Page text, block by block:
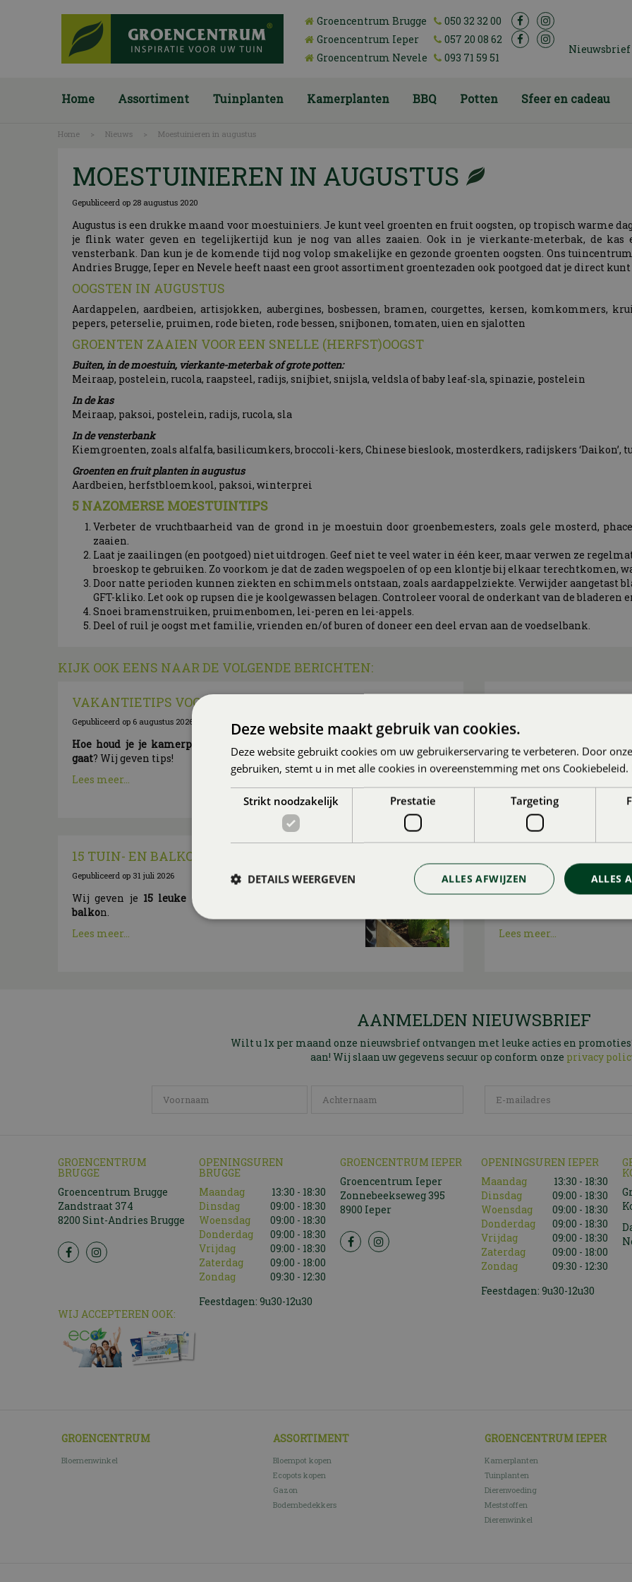
Home > Nieuws > Moestuinieren in augustus
Groencentrum Brugge
050 32 32 00
Groencentrum Ieper
057 20 08 62
Groencentrum Nevele
093 71 59 51
Nieuwsbrief
Home Assortiment Tuinplanten Kamerplanten BBQ Potten Sfeer en cadeau
MOESTUINIEREN IN AUGUSTUS
Gepubliceerd op 28 augustus 2020
Augustus is een drukke maand voor moestuiniers. Je kunt veel groenten en fruit oogsten, op tropisch warme
je flink water geven en tegelijkertijd kun je nog van alles zaaien. Ook in je vierkante-meterbak, de kas
vensterbank. Dan kun je de komende tijd nog volop smakelijke en gezonde groenten oogsten. Ons
Andries Brugge, Ieper en Nevele heeft naast een groot assortiment groentezaden ook pootgoed dat je direct
OOGSTEN IN AUGUSTUS
Aardappelen, aardbeien, artisjokken, aubergines, bosbessen, bramen, courgettes, kersen, komkommers,
pepers, peterselie, pruimen, rode bieten, rode bessen, snijbonen, tomaten, uien en sjalotten
GROENTEN ZAAIEN VOOR EEN SNELLE (HERFST)OOGST
Buiten, in de moestuin, vierkante-meterbak of grote potten:
Meiraap, postelein, rucola, raapsteel, radijs, snijbiet, snijsla, veldsla of baby leaf-sla, spinazie, postelein
In de kas
Meiraap, paksoi, postelein, radijs, rucola, sla
In de vensterbank
Kiemgroenten, zoals alfalfa, basilicumkers, broccoli-kers, Chinese bieslook, mosterdkers, radijskers ‘Daikon’,
Groenten en fruit planten in augustus
Aardbeien, herfstbloemkool, paksoi, winterprei
5 NAZOMERSE MOESTUINTIPS
Verbeter de vruchtbaarheid van de grond in je moestuin door groenbemesters, zoals gele mosterd,
zaaien.
Laat je zaailingen (en pootgoed) niet uitdrogen. Geef niet te veel water in één keer, maar verwen ze
broeskop te gebruiken. Zo voorkom je dat de zaden wegspoelen of op een klontje bij elkaar terechtkomen,
Door natte perioden kunnen ziekten en schimmels ontstaan, zoals aardappelziekte. Verwijder aangetast
GFT-kliko. Let ook op rupsen die je koolgewassen belagen. Controleer vooral de onderkant van de bladeren
Snoei bramenstruiken, pruimenbomen, lei-peren en lei-appels.
Deel of ruil je oogst met familie, vrienden en/of buren of doneer een deel ervan aan de voedselbank.
KIJK OOK EENS NAAR DE VOLGENDE BERICHTEN:
VAKANTIETIPS VOOR JE KAMERPLANTEN
Gepubliceerd op 6 augustus 2026
Hoe houd je je kamerplanten mooi als je op vakantie
gaat? Wij geven tips!
Lees meer...
VAKANTIETIPS
Gepubliceerd op
Ga je deze zomer niet op
tuin of op eigen
vakantieparadijsje van,
Lees meer...
15 TUIN- EN BALKONTIPS VOOR AUGUSTUS
Gepubliceerd op 31 juli 2026
Wij geven je 15 leuke tips voor in de tuin en op het
balkon.
Lees meer...
Gepubliceerd op 21 juli 2026
Vooruitzien is regeren.
Lees meer...
AANMELDEN NIEUWSBRIEF
Wilt u 1x per maand onze nieuwsbrief ontvangen met leuke acties en
aan! Wij slaan uw gegevens secuur op conform onze privacy
GROENCENTRUM
BRUGGE
Groencentrum Brugge
Zandstraat 374
8200 Sint-Andries Brugge
WIJ ACCEPTEREN OOK:
OPENINGSUREN
BRUGGE
Maandag
13:30 - 18:30
Dinsdag
09:00 - 18:30
Woensdag
09:00 - 18:30
Donderdag
09:00 - 18:30
Vrijdag
09:00 - 18:30
Zaterdag
09:00 - 18:00
Zondag
09:30 - 12:30
Feestdagen: 9u30-12u30
GROENCENTRUM IEPER
Groencentrum Ieper
Zonnebeekseweg 395
8900 Ieper
OPENINGSUREN IEPER
Maandag
13:30 - 18:30
Dinsdag
09:00 - 18:30
Woensdag
09:00 - 18:30
Donderdag
09:00 - 18:30
Vrijdag
09:00 - 18:30
Zaterdag
09:00 - 18:00
Zondag
09:30 - 12:30
Feestdagen: 9u30-12u30
GROENCENTRUM
Bloemenwinkel
ASSORTIMENT
Bloempot kopen
Ecopots kopen
Gazon
Bodembedekkers
GROENCENTRUM IEPER
Kamerplanten
Tuinplanten
Dierenvoeding
Meststoffen
Dierenwinkel
Deze website maakt gebruik van cookies.
Deze website gebruikt cookies om uw gebruikerservaring te verbeteren. Door
gebruiken, stemt u in met alle cookies in overeenstemming met ons Cookiebeleid.
Strikt noodzakelijk Prestatie Targeting
ALLES
ALLES AFWIJZEN
DETAILS WEERGEVEN